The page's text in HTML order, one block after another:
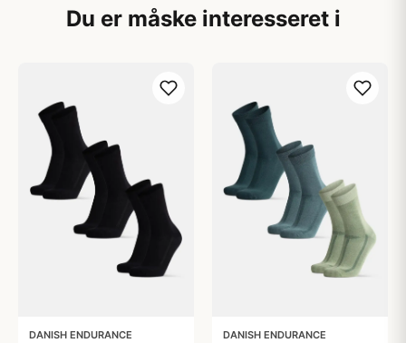
Du er måske interesseret i
DANISH ENDURANCE DANISH ENDURANCE